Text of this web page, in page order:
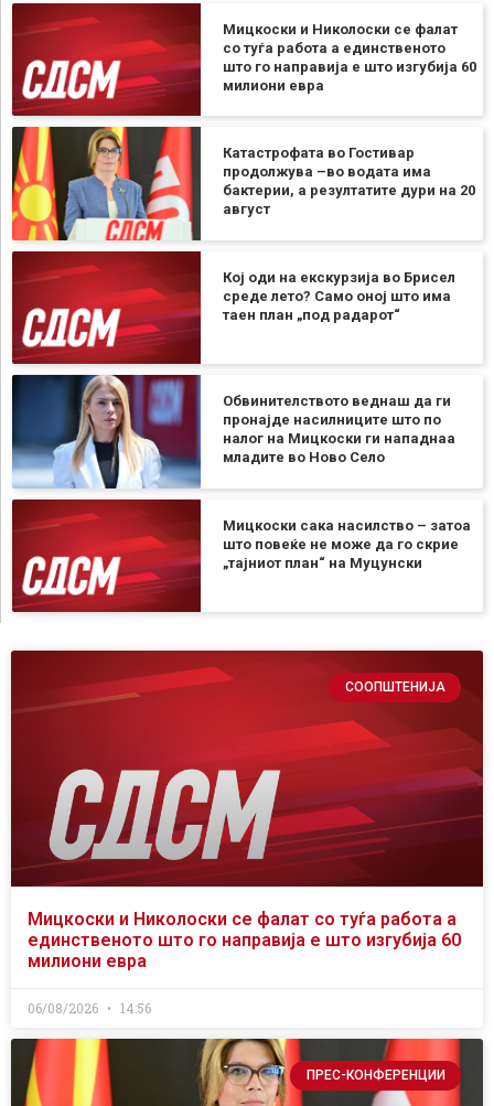
Мицкоски и Николоски се фалат
со туѓа работа а единственото
што го направија е што изгубија 60
милиони евра
Катастрофата во Гостивар
продолжува –во водата има
бактерии, а резултатите дури на 20
август
Кој оди на екскурзија во Брисел
среде лето? Само оној што има
таен план „под радарот“
Обвинителството веднаш да ги
пронајде насилниците што по
налог на Мицкоски ги нападнаа
младите во Ново Село
Мицкоски сака насилство – затоа
што повеќе не може да го скрие
„тајниот план“ на Муцунски
СООПШТЕНИЈА
Мицкоски и Николоски се фалат со туѓа работа а
единственото што го направија е што изгубија 60
милиони евра
06/08/2026 14:56
ПРЕС-КОНФЕРЕНЦИИ